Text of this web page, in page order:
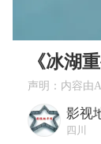
《冰湖
声明：内容由
影视
四川